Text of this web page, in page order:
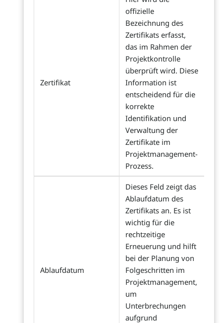
Zertifikat
offizielle
Bezeichnung des
Zertifikats erfasst,
das im Rahmen der
Projektkontrolle
überprüft wird. Diese
Information ist
entscheidend für die
korrekte
Identifikation und
Verwaltung der
Zertifikate im
Projektmanagement-
Prozess.
Ablaufdatum
Dieses Feld zeigt das
Ablaufdatum des
Zertifikats an. Es ist
wichtig für die
rechtzeitige
Erneuerung und hilft
bei der Planung von
Folgeschritten im
Projektmanagement,
um
Unterbrechungen
aufgrund